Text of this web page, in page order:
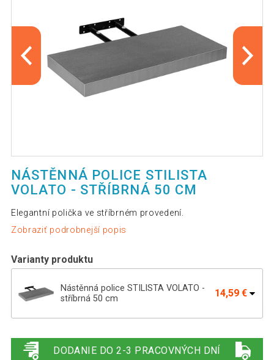
NÁSTĚNNÁ POLICE STILISTA
VOLATO - STŘÍBRNÁ 50 CM
Elegantní polička ve stříbrném provedení.
Zobraziť podrobnejší popis
Varianty produktu
Nástěnná police STILISTA VOLATO -
stříbrná 50 cm
14,59 €
stříbrná 110 cm
DODANIE DO 2-3 PRACOVNÝCH DNÍ